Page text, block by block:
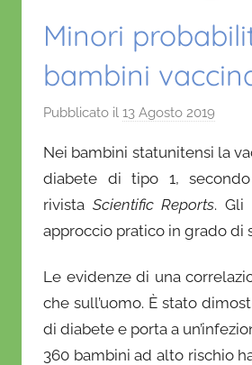
Minori
bambini
Pubblicato il 13 Agosto 2019
D
a
n
i
l
a
D
Nei bambini statunitensi la
diabete di tipo 1,
rivista Scientific Reports. Gli
approccio pratico in grado
Le evidenze di una
che sull’uomo. È stato
di diabete e porta a
360 bambini ad alto rischio